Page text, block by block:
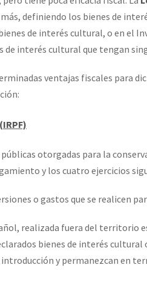
definiendo los bienes de
de interés cultural, o en el
interés cultural que tengan
ventajas fiscales para
públicas otorgadas para la
y los cuatro ejercicios
o gastos que se realicen
realizada fuera del territorio
bienes de interés
introducción y permanezcan en